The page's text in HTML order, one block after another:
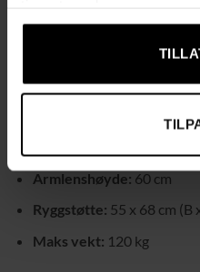
Materiale:Bjørketre,
67 x 95 x 95 cm (L x B
Setestørrelse:55 x 50,5
Armlenshøyde: 60 cm
Ryggstøtte: 55 x 68 cm (B
Maks vekt: 120 kg